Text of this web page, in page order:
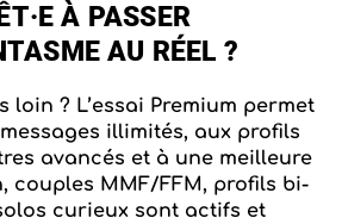
À PASSER
AU RÉEL ?
loin ? L’essai Premium permet
illimités, aux profils
avancés et à une meilleure
couples MMF/FFM, profils bi-
curieux sont actifs et